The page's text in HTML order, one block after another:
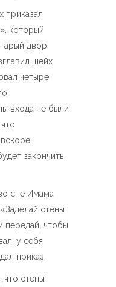
приказал
который
двор.
шейх
четыре
входа не были
закончить
сне Имама
стены
передай, чтобы
у себя
приказ.
что стены